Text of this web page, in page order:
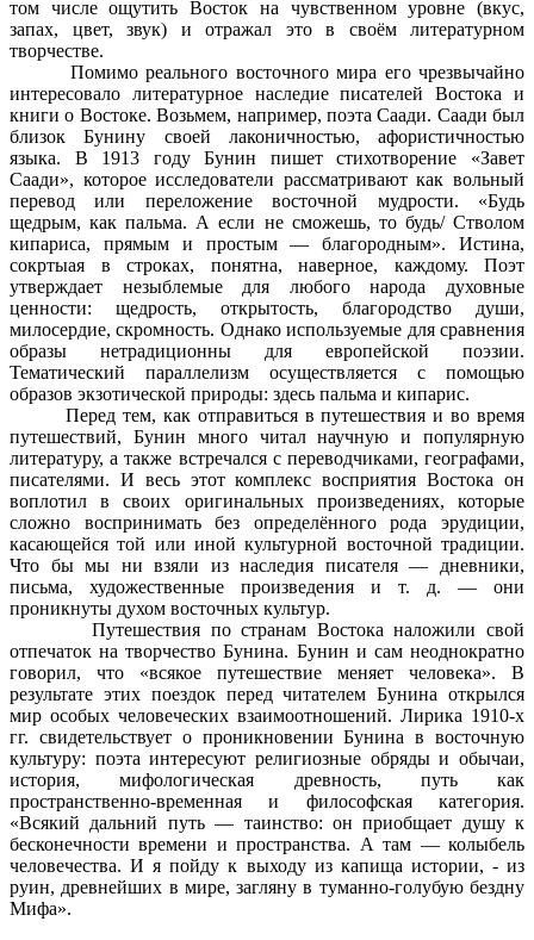
том числе ощутить Восток на чувственном уровне (вкус,
запах, цвет, звук) и отражал это в своём литературном
творчестве.
Помимо реального восточного мира его чрезвычайно
интересовало литературное наследие писателей Востока и
книги о Востоке. Возьмем, например, поэта Саади. Саади был
близок Бунину своей лаконичностью, афористичностью
языка. В 1913 году Бунин пишет стихотворение «Завет
Саади», которое исследователи рассматривают как вольный
перевод или переложение восточной мудрости. «Будь
щедрым, как пальма. А если не сможешь, то будь/ Стволом
кипариса, прямым и простым — благородным». Истина,
сокртыая в строках, понятна, наверное, каждому. Поэт
утверждает незыблемые для любого народа духовные
ценности: щедрость, открытость, благородство души,
милосердие, скромность. Однако используемые для сравнения
образы нетрадиционны для европейской поэзии.
Тематический параллелизм осуществляется с помощью
образов экзотической природы: здесь пальма и кипарис.
Перед тем, как отправиться в путешествия и во время
путешествий, Бунин много читал научную и популярную
литературу, а также встречался с переводчиками, географами,
писателями. И весь этот комплекс восприятия Востока он
воплотил в своих оригинальных произведениях, которые
сложно воспринимать без определённого рода эрудиции,
касающейся той или иной культурной восточной традиции.
Что бы мы ни взяли из наследия писателя — дневники,
письма, художественные произведения и т. д. — они
проникнуты духом восточных культур.
Путешествия по странам Востока наложили свой
отпечаток на творчество Бунина. Бунин и сам неоднократно
говорил, что «всякое путешествие меняет человека». В
результате этих поездок перед читателем Бунина открылся
мир особых человеческих взаимоотношений. Лирика 1910-х
гг. свидетельствует о проникновении Бунина в восточную
культуру: поэта интересуют религиозные обряды и обычаи,
история, мифологическая древность, путь как
пространственно-временная и философская категория.
«Всякий дальний путь — таинство: он приобщает душу к
бесконечности времени и пространства. А там — колыбель
человечества. И я пойду к выходу из капища истории, - из
руин, древнейших в мире, загляну в туманно-голубую бездну
Мифа».